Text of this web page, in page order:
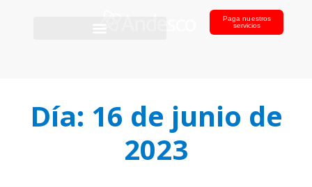
Paga nuestros
servicios
Día: 16 de junio de
2023